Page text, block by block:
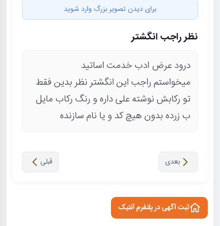
برای دیدن تصویر بزرگ وارد شوید
نظر راجب انگشتر
درود عرض ادب خدمت اساتید
میخواستم راجب این انگشتر نظر بدین فقط
تو رکابش نوشته علی داره و رنگ رکاب مایل
ب زرده بدون هیچ کد و یا نام سازنده
قبلی بعدی
ثبت آگهی در پلتفرم آنتیک